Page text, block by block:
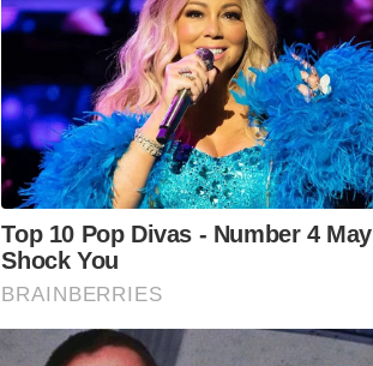
Top 10 Pop Divas - Number 4 May
Shock You
BRAINBERRIES